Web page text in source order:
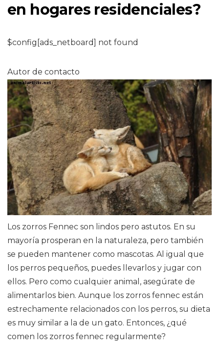
en hogares residenciales?
$config[ads_netboard] not found
Autor de contacto
Los zorros Fennec son lindos pero astutos. En su
mayoría prosperan en la naturaleza, pero también
se pueden mantener como mascotas. Al igual que
los perros pequeños, puedes llevarlos y jugar con
ellos. Pero como cualquier animal, asegúrate de
alimentarlos bien. Aunque los zorros fennec están
estrechamente relacionados con los perros, su dieta
es muy similar a la de un gato. Entonces, ¿qué
comen los zorros fennec regularmente?